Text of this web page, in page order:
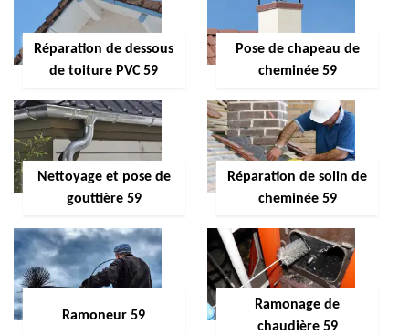
Réparation de dessous
de toiture PVC 59
Pose de chapeau de
cheminée 59
Nettoyage et pose de
gouttière 59
Réparation de solin de
cheminée 59
Ramoneur 59
Ramonage de
chaudière 59